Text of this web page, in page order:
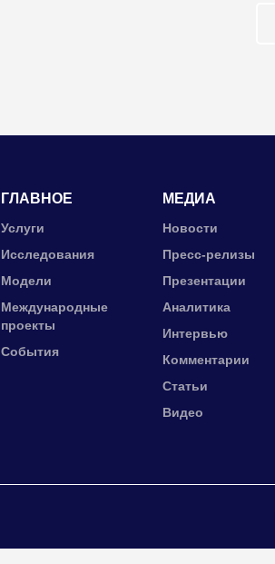
ГЛАВНОЕ
Услуги
Исследования
Модели
Международные
проекты
События
МЕДИА
Новости
Пресс-релизы
Презентации
Аналитика
Интервью
Комментарии
Статьи
Видео